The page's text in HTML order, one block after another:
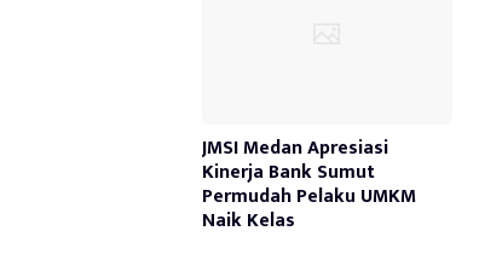
JMSI Medan Apresiasi
Kinerja Bank Sumut
Permudah Pelaku UMKM
Naik Kelas